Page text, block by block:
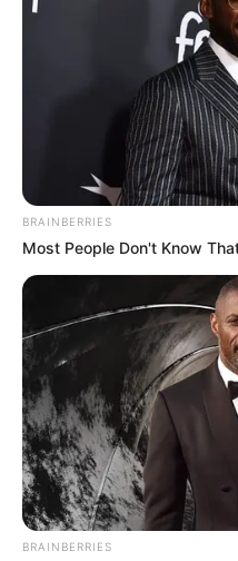
TEMAS
EMERGENCIAS POR
FUERTES LLUVIAS
LIGA BETPLAY
CORTES DE LUZ
FENÓMENO DEL NIÑO
BRAINBERRIES
Most People Don't Know
BRAINBERRIES